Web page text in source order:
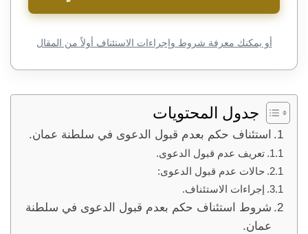
أو يمكنك معرفة شروط وإجراءات الاستئناف أولاً من المقال
جدول المحتويات
استئناف حكم بعدم قبول الدعوى في سلطنة عمان.
تعريف عدم قبول الدعوى.
حالات عدم قبول الدعوى:
إجراءات الاستئناف.
شروط استئناف حكم بعدم قبول الدعوى في سلطنة
عمان.